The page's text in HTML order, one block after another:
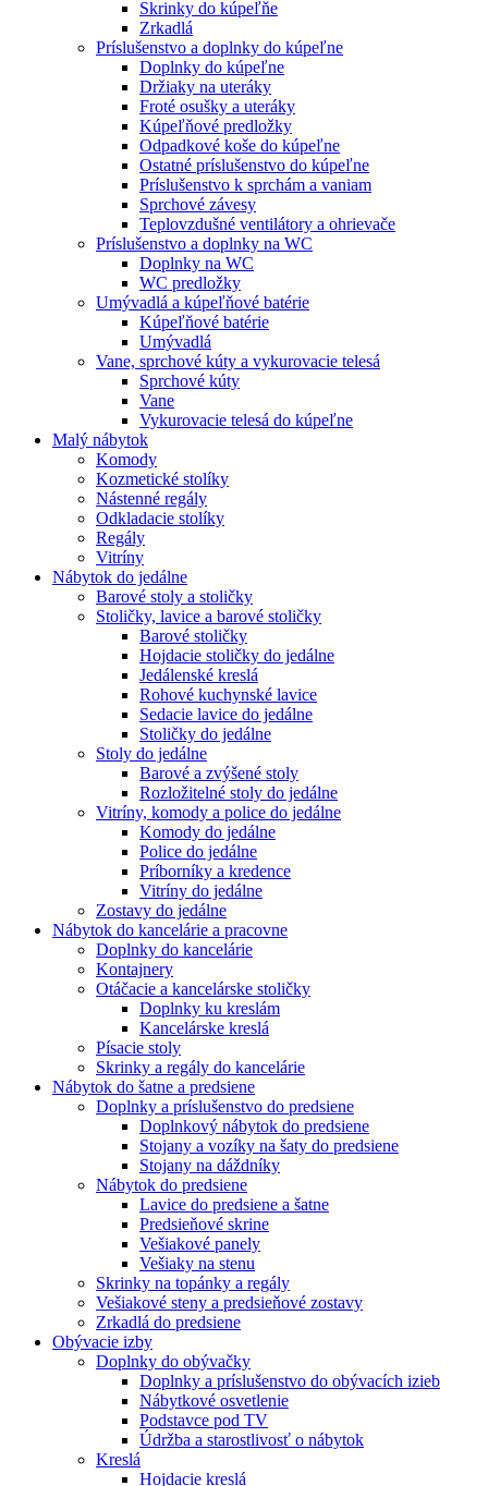
Skrinky do kúpeľňe
Zrkadlá
Príslušenstvo a doplnky do kúpeľne
Doplnky do kúpeľne
Držiaky na uteráky
Froté osušky a uteráky
Kúpeľňové predložky
Odpadkové koše do kúpeľne
Ostatné príslušenstvo do kúpeľne
Príslušenstvo k sprchám a vaniam
Sprchové závesy
Teplovzdušné ventilátory a ohrievače
Príslušenstvo a doplnky na WC
Doplnky na WC
WC predložky
Umývadlá a kúpeľňové batérie
Kúpeľňové batérie
Umývadlá
Vane, sprchové kúty a vykurovacie telesá
Sprchové kúty
Vane
Vykurovacie telesá do kúpeľne
Malý nábytok
Komody
Kozmetické stolíky
Nástenné regály
Odkladacie stolíky
Regály
Vitríny
Nábytok do jedálne
Barové stoly a stoličky
Stoličky, lavice a barové stoličky
Barové stoličky
Hojdacie stoličky do jedálne
Jedálenské kreslá
Rohové kuchynské lavice
Sedacie lavice do jedálne
Stoličky do jedálne
Stoly do jedálne
Barové a zvýšené stoly
Rozložitelné stoly do jedálne
Vitríny, komody a police do jedálne
Komody do jedálne
Police do jedálne
Príborníky a kredence
Vitríny do jedálne
Zostavy do jedálne
Nábytok do kancelárie a pracovne
Doplnky do kancelárie
Kontajnery
Otáčacie a kancelárske stoličky
Doplnky ku kreslám
Kancelárske kreslá
Písacie stoly
Skrinky a regály do kancelárie
Nábytok do šatne a predsiene
Doplnky a príslušenstvo do predsiene
Doplnkový nábytok do predsiene
Stojany a vozíky na šaty do predsiene
Stojany na dáždníky
Nábytok do predsiene
Lavice do predsiene a šatne
Predsieňové skrine
Vešiakové panely
Vešiaky na stenu
Skrinky na topánky a regály
Vešiakové steny a predsieňové zostavy
Zrkadlá do predsiene
Obývacie izby
Doplnky do obývačky
Doplnky a príslušenstvo do obývacích izieb
Nábytkové osvetlenie
Podstavce pod TV
Údržba a starostlivosť o nábytok
Kreslá
Hojdacie kreslá